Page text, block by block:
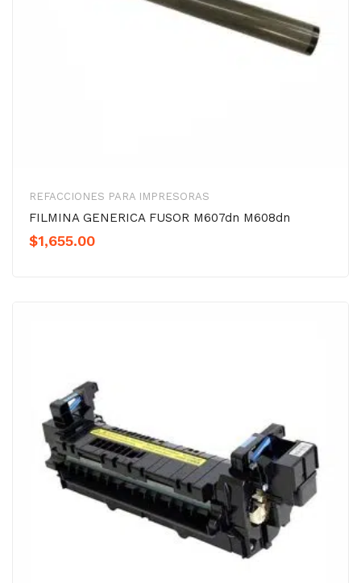
REFACCIONES PARA IMPRESORAS
FILMINA GENERICA FUSOR M607dn M608dn
$1,655.00